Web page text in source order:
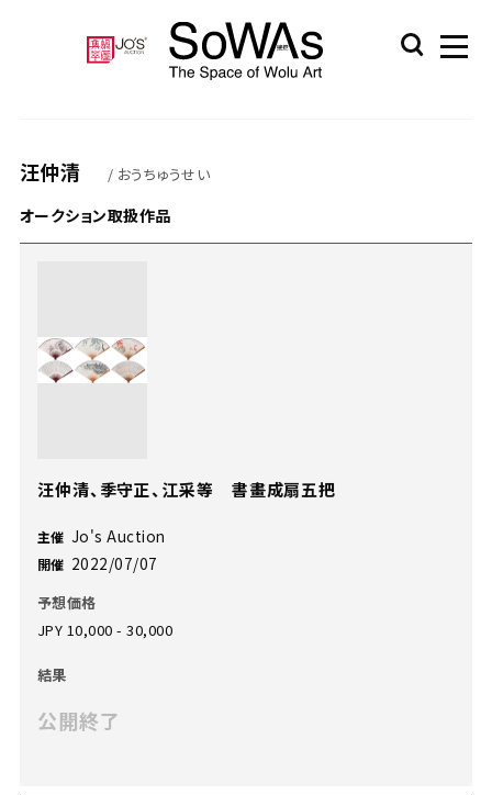
汪仲清 / おうちゅうせい
オークション取扱作品
汪仲清、季守正、江采等 書畫成扇五把
主催 Jo's Auction
開催 2022/07/07
予想価格
JPY 10,000 - 30,000
結果
公開終了